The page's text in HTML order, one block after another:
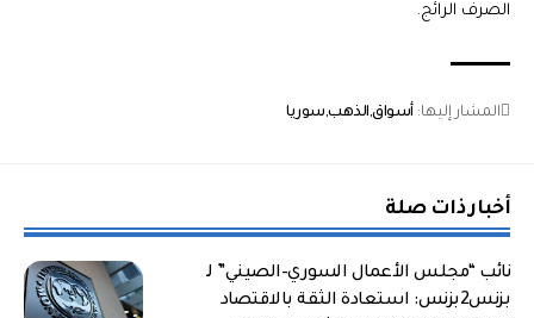
الصرف الرائج.
المشار إليها: أسواق الذهب سوريا
أخبار ذات صلة
نائب “مجلس الأعمال السوري–الصيني” لـ
بزنس2بزنس: استعادة الثقة بالاقتصاد